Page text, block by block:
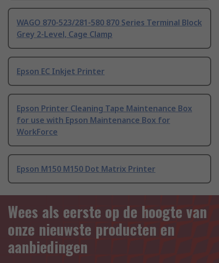
WAGO 870-523/281-580 870 Series Terminal Block
Grey 2-Level, Cage Clamp
Epson EC Inkjet Printer
Epson Printer Cleaning Tape Maintenance Box
for use with Epson Maintenance Box for
WorkForce
Epson M150 M150 Dot Matrix Printer
Wees als eerste op de hoogte van
onze nieuwste producten en
aanbiedingen